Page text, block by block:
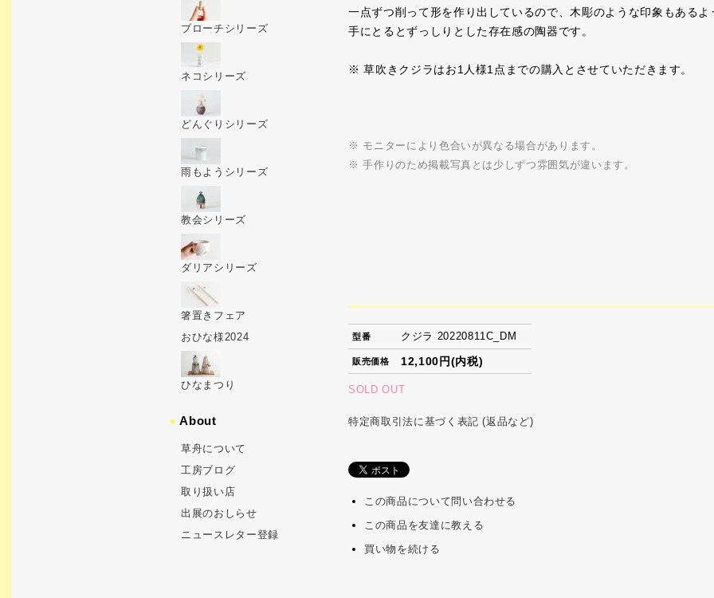
一点ずつ削って形を作り出しているので、木彫のような印象もあるよ
手にとるとずっしりとした存在感の陶器です。
※ 草吹きクジラはお1人様1点までの購入とさせていただきます。
※ モニターにより色合いが異なる場合があります。
※ 手作りのため掲載写真とは少しずつ雰囲気が違います。
型番 クジラ 20220811C_DM
販売価格 12,100円(内税)
SOLD OUT
特定商取引法に基づく表記 (返品など)
この商品について問い合わせる
この商品を友達に教える
買い物を続ける
ブローチシリーズ
ネコシリーズ
どんぐりシリーズ
雨もようシリーズ
教会シリーズ
ダリアシリーズ
箸置きフェア
おひな様2024
ひなまつり
●About
草舟について
工房ブログ
取り扱い店
出展のおしらせ
ニュースレター登録